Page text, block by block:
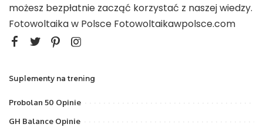
możesz bezpłatnie zacząć korzystać z naszej wiedzy.
Fotowoltaika w Polsce Fotowoltaikawpolsce.com
Suplementy na trening
Probolan 50 Opinie
GH Balance Opinie